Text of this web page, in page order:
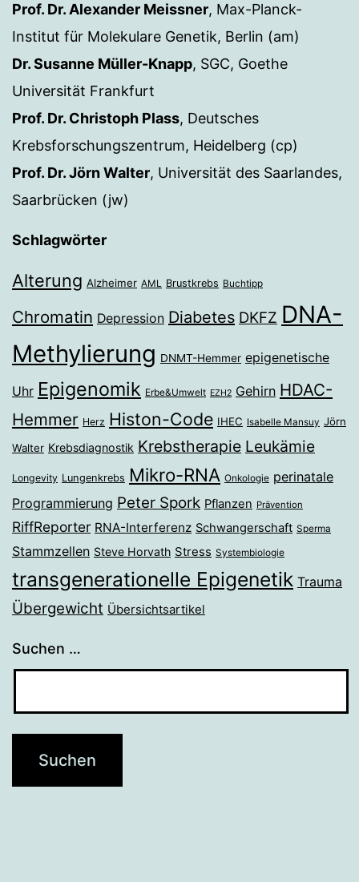
Prof. Dr. Alexander Meissner, Max-Planck-
Institut für Molekulare Genetik, Berlin (am)
Dr. Susanne Müller-Knapp, SGC, Goethe
Universität Frankfurt
Prof. Dr. Christoph Plass, Deutsches
Krebsforschungszentrum, Heidelberg (cp)
Prof. Dr. Jörn Walter, Universität des Saarlandes,
Saarbrücken (jw)
Schlagwörter
Alterung Alzheimer AML Brustkrebs Buchtipp
Chromatin Depression Diabetes DKFZ DNA-
Methylierung DNMT-Hemmer epigenetische
Uhr Epigenomik Erbe&Umwelt EZH2 Gehirn HDAC-
Hemmer Herz Histon-Code IHEC Isabelle Mansuy Jörn
Walter Krebsdiagnostik Krebstherapie Leukämie
Longevity Lungenkrebs Mikro-RNA Onkologie perinatale
Programmierung Peter Spork Pflanzen Prävention
RiffReporter RNA-Interferenz Schwangerschaft Sperma
Stammzellen Steve Horvath Stress Systembiologie
transgenerationelle Epigenetik Trauma
Übergewicht Übersichtsartikel
Suchen …